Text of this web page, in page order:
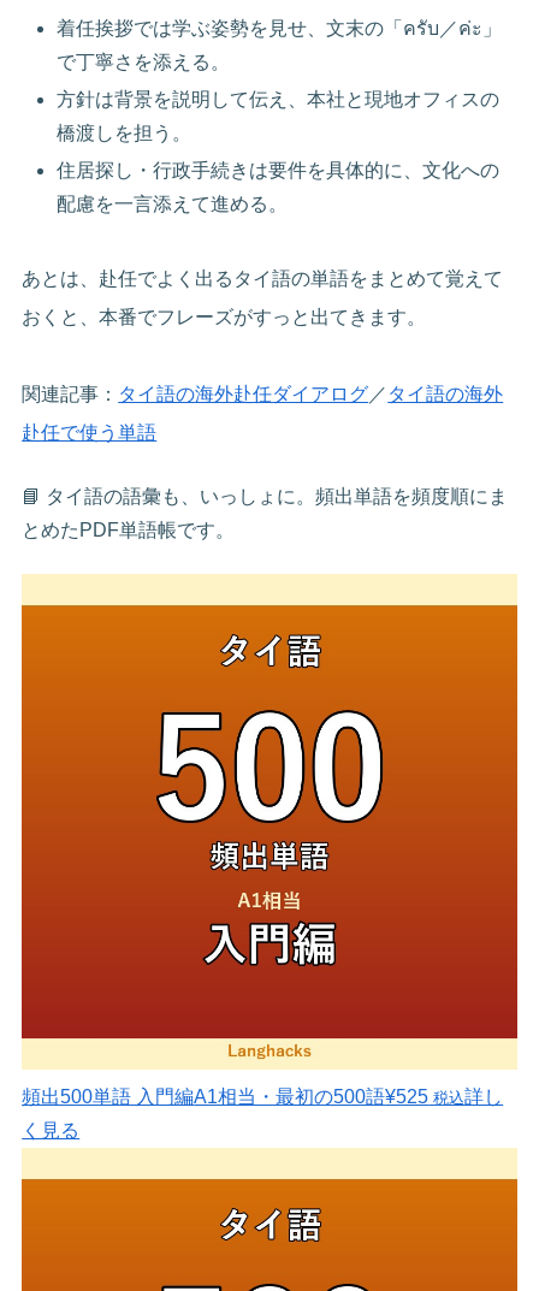
着任挨拶では学ぶ姿勢を見せ、文末の「ครับ／ค่ะ」
で丁寧さを添える。
方針は背景を説明して伝え、本社と現地オフィスの
橋渡しを担う。
住居探し・行政手続きは要件を具体的に、文化への
配慮を一言添えて進める。
あとは、赴任でよく出るタイ語の単語をまとめて覚えて
おくと、本番でフレーズがすっと出てきます。
関連記事： タイ語の海外赴任ダイアログ／ タイ語の海外
赴任で使う単語
📘 タイ語の語彙も、いっしょに。頻出単語を頻度順にま
とめたPDF単語帳です。
頻出500単語 入門編A1相当・最初の500語¥525 税込詳し
く見る